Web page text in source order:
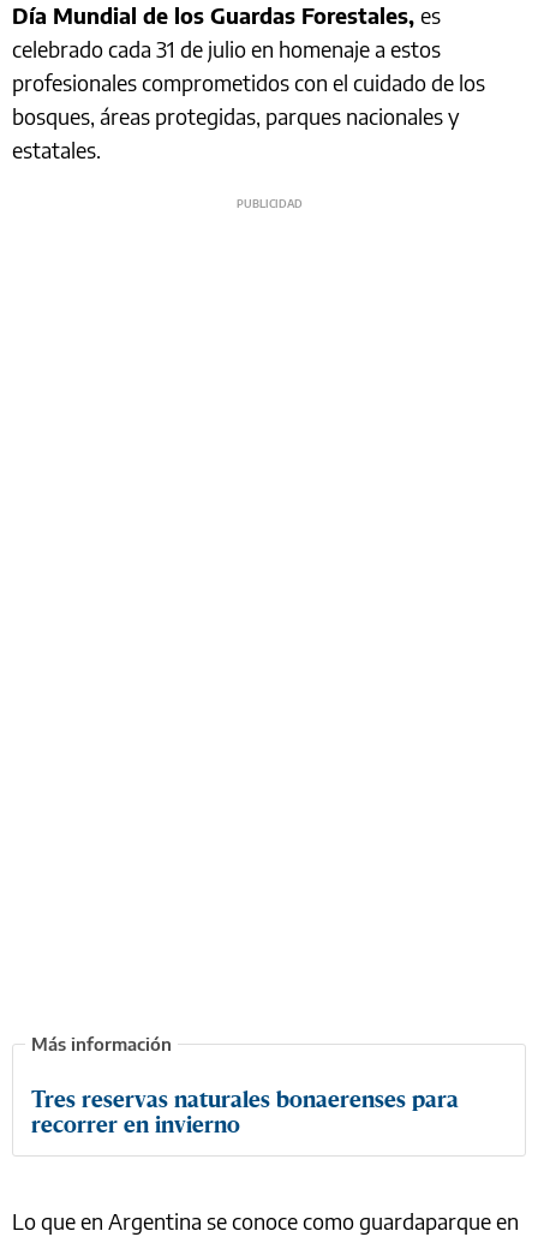
Día Mundial de los Guardas Forestales, es
celebrado cada 31 de julio en homenaje a estos
profesionales comprometidos con el cuidado de los
bosques, áreas protegidas, parques nacionales y
estatales.
Tres reservas naturales bonaerenses para
recorrer en invierno
Lo que en Argentina se conoce como guardaparque en